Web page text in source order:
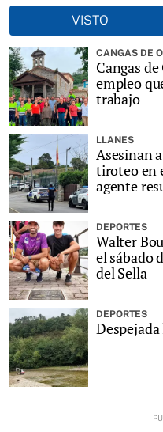
VISTO
CANGAS DE
Cangas
empleo
trabajo
LLANES
Asesinan
tiroteo en
agente
DEPORTES
Walter
el sábado
del Sella
DEPORTES